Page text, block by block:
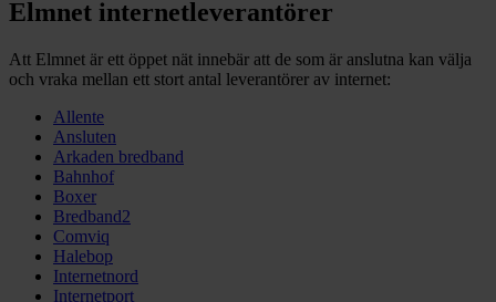
Elmnet internetleverantörer
Att Elmnet är ett öppet nät innebär att de som är anslutna kan välja
och vraka mellan ett stort antal leverantörer av internet:
Allente
Ansluten
Arkaden bredband
Bahnhof
Boxer
Bredband2
Comviq
Halebop
Internetnord
Internetport